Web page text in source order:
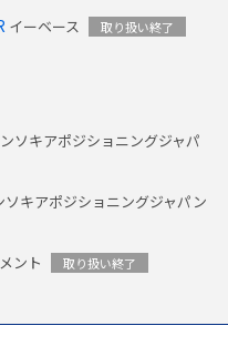
イーベース 取り扱い終了
ソキアポジショニングジャパ
ソキアポジショニングジャパン
ント 取り扱い終了